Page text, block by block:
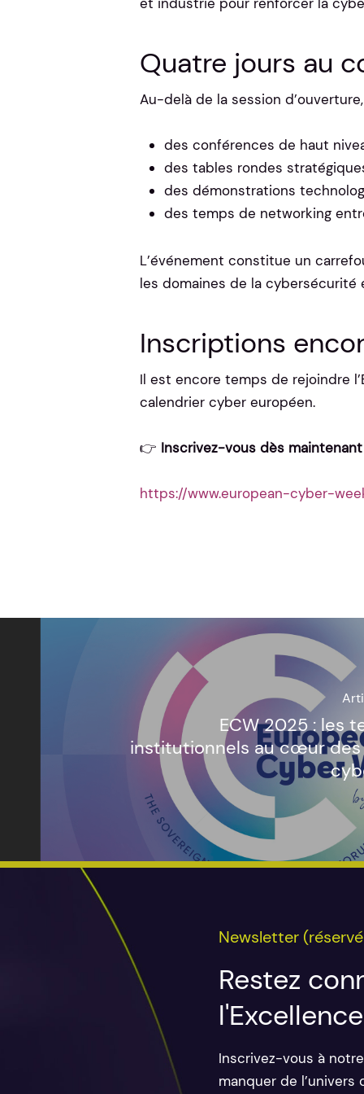
Quatre jours au
Au-delà de la session
des conférences de haut
des tables rondes
des démonstrations
des temps de networking
L’événement constitue un
les domaines de la
Inscriptions
Il est encore temps de rejoindre
calendrier cyber européen.
👉 Inscrivez-vous dès maintenant
https://www.european-cyber-
ECW 2025 : les
institutionnels au cœur des
Newsletter
Restez
l'Excellence
Inscrivez-vous à
manquer de